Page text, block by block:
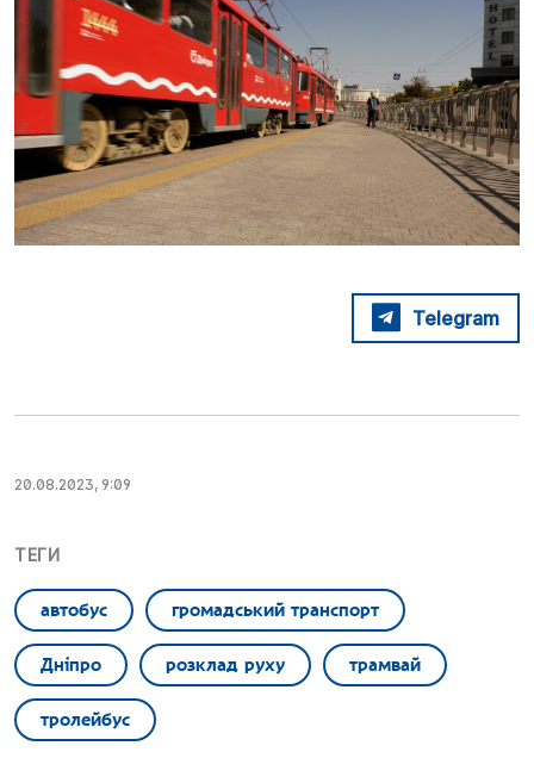
Telegram
20.08.2023, 9:09
ТЕГИ
автобус громадський транспорт
Дніпро розклад руху трамвай
тролейбус